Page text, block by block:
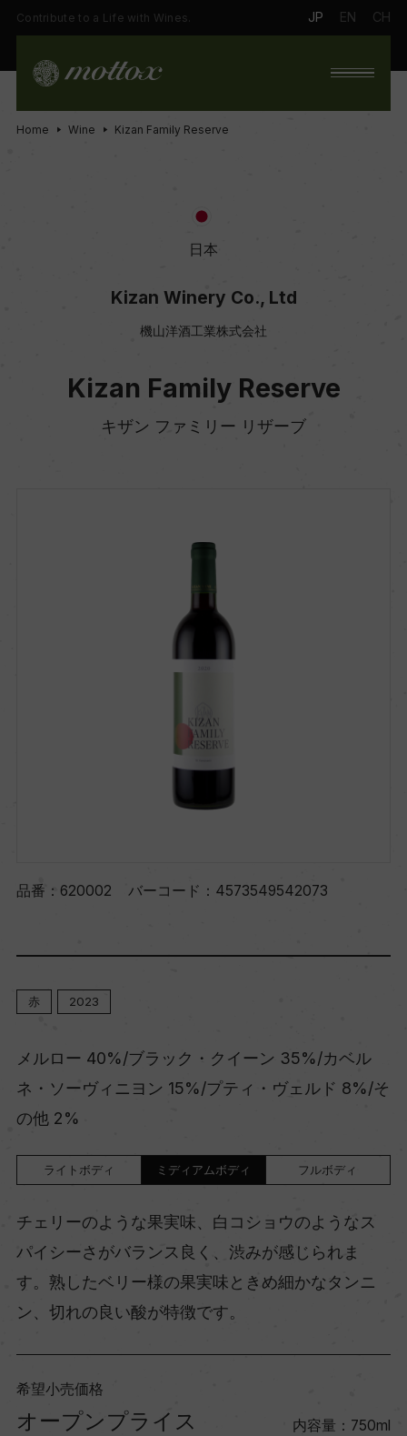
Contribute to a Life with Wines. JP EN CH
Home Wine Kizan Family Reserve
日本
Kizan Winery Co., Ltd
機山洋酒工業株式会社
Kizan Family Reserve
キザン ファミリー リザーブ
品番： 620002 バーコード： 4573549542073
赤 2023
メルロー 40%/ブラック・クイーン 35%/カベル
ネ・ソーヴィニヨン 15%/プティ・ヴェルド 8%/そ
の他 2%
ライトボディ ミディアムボディ フルボディ
チェリーのような果実味、白コショウのようなス
パイシーさがバランス良く、渋みが感じられま
す。熟したベリー様の果実味ときめ細かなタンニ
ン、切れの良い酸が特徴です。
希望小売価格
オープンプライス 内容量：750ml